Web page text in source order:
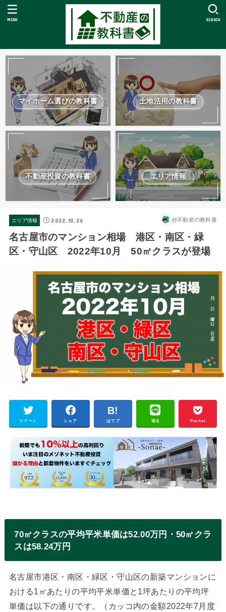
SEARCH
MENU
マイホーム選びの教科書 土地活用の教科書
不動産投資の教科書 エリア情報
エリア情報 2022.10.26 @不動産の教科書
名古屋市のマンション相場 港区・南区・緑
区・守山区 2022年10月 50㎡クラスが登場
ツイート シェア はてブ 送る Pocket
70㎡クラスの平均平米単価は52.00万円・50㎡クラ
スは58.24万円
名古屋市港区・南区・緑区・守山区の新築マンションに
おける1㎡あたりの平均平米単価と1坪あたりの平均坪
単価は以下の通りです。（カッコ内の金額2022年7月度